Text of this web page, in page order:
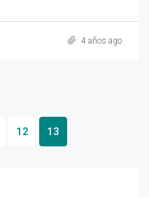
4 años ago
12 13